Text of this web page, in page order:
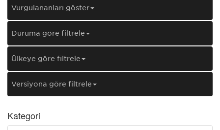
Vurgulananları göster
Duruma göre filtrele
Ülkeye göre filtrele
Versiyona göre filtrele
Kategori